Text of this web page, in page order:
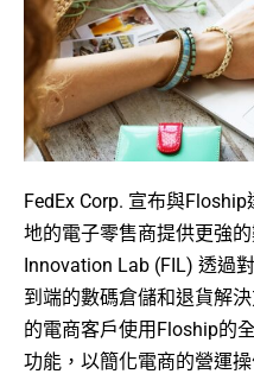
FedEx Corp. 宣布與
地的電子零售商提供更強
Innovation Lab (FIL) 透過
到端的數碼倉儲和退貨解
的電商客戶使用Floship的
功能，以簡化電商的營運操